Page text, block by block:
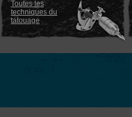
Toutes les
techniques du
tatouage